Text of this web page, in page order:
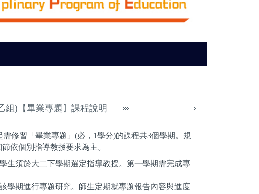
組)【畢業專題】課程說明
修習「畢業專題」(必，1學分)的課程共3個學期。規
依個別指導教授要求為主。
生須於大二下學期選定指導教授。第一學期需完成專
學期進行專題研究。師生定期就專題報告內容與進度